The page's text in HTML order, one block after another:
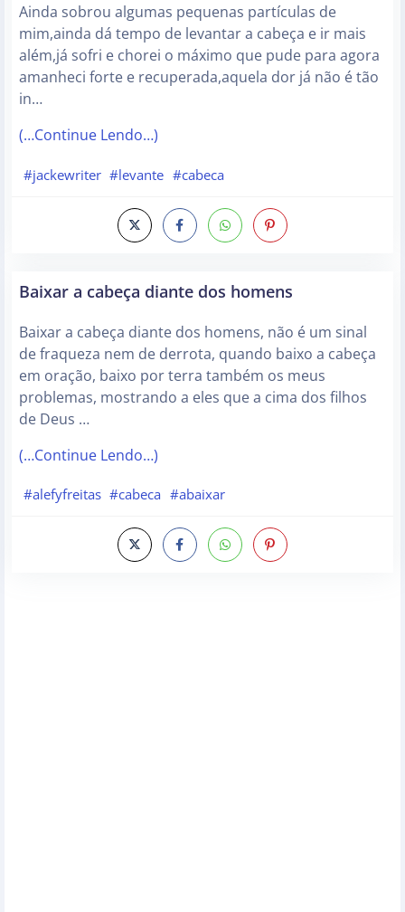
Ainda sobrou algumas pequenas partículas de
mim,ainda dá tempo de levantar a cabeça e ir mais
além,já sofri e chorei o máximo que pude para agora
amanheci forte e recuperada,aquela dor já não é tão
in…
(…Continue Lendo…)
#jackewriter #levante #cabeca
Baixar a cabeça diante dos homens
Baixar a cabeça diante dos homens, não é um sinal
de fraqueza nem de derrota, quando baixo a cabeça
em oração, baixo por terra também os meus
problemas, mostrando a eles que a cima dos filhos
de Deus …
(…Continue Lendo…)
#alefyfreitas #cabeca #abaixar